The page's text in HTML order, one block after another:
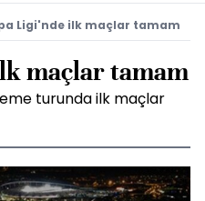
Ligi'nde ilk maçlar tamam
maçlar tamam
turunda ilk maçlar